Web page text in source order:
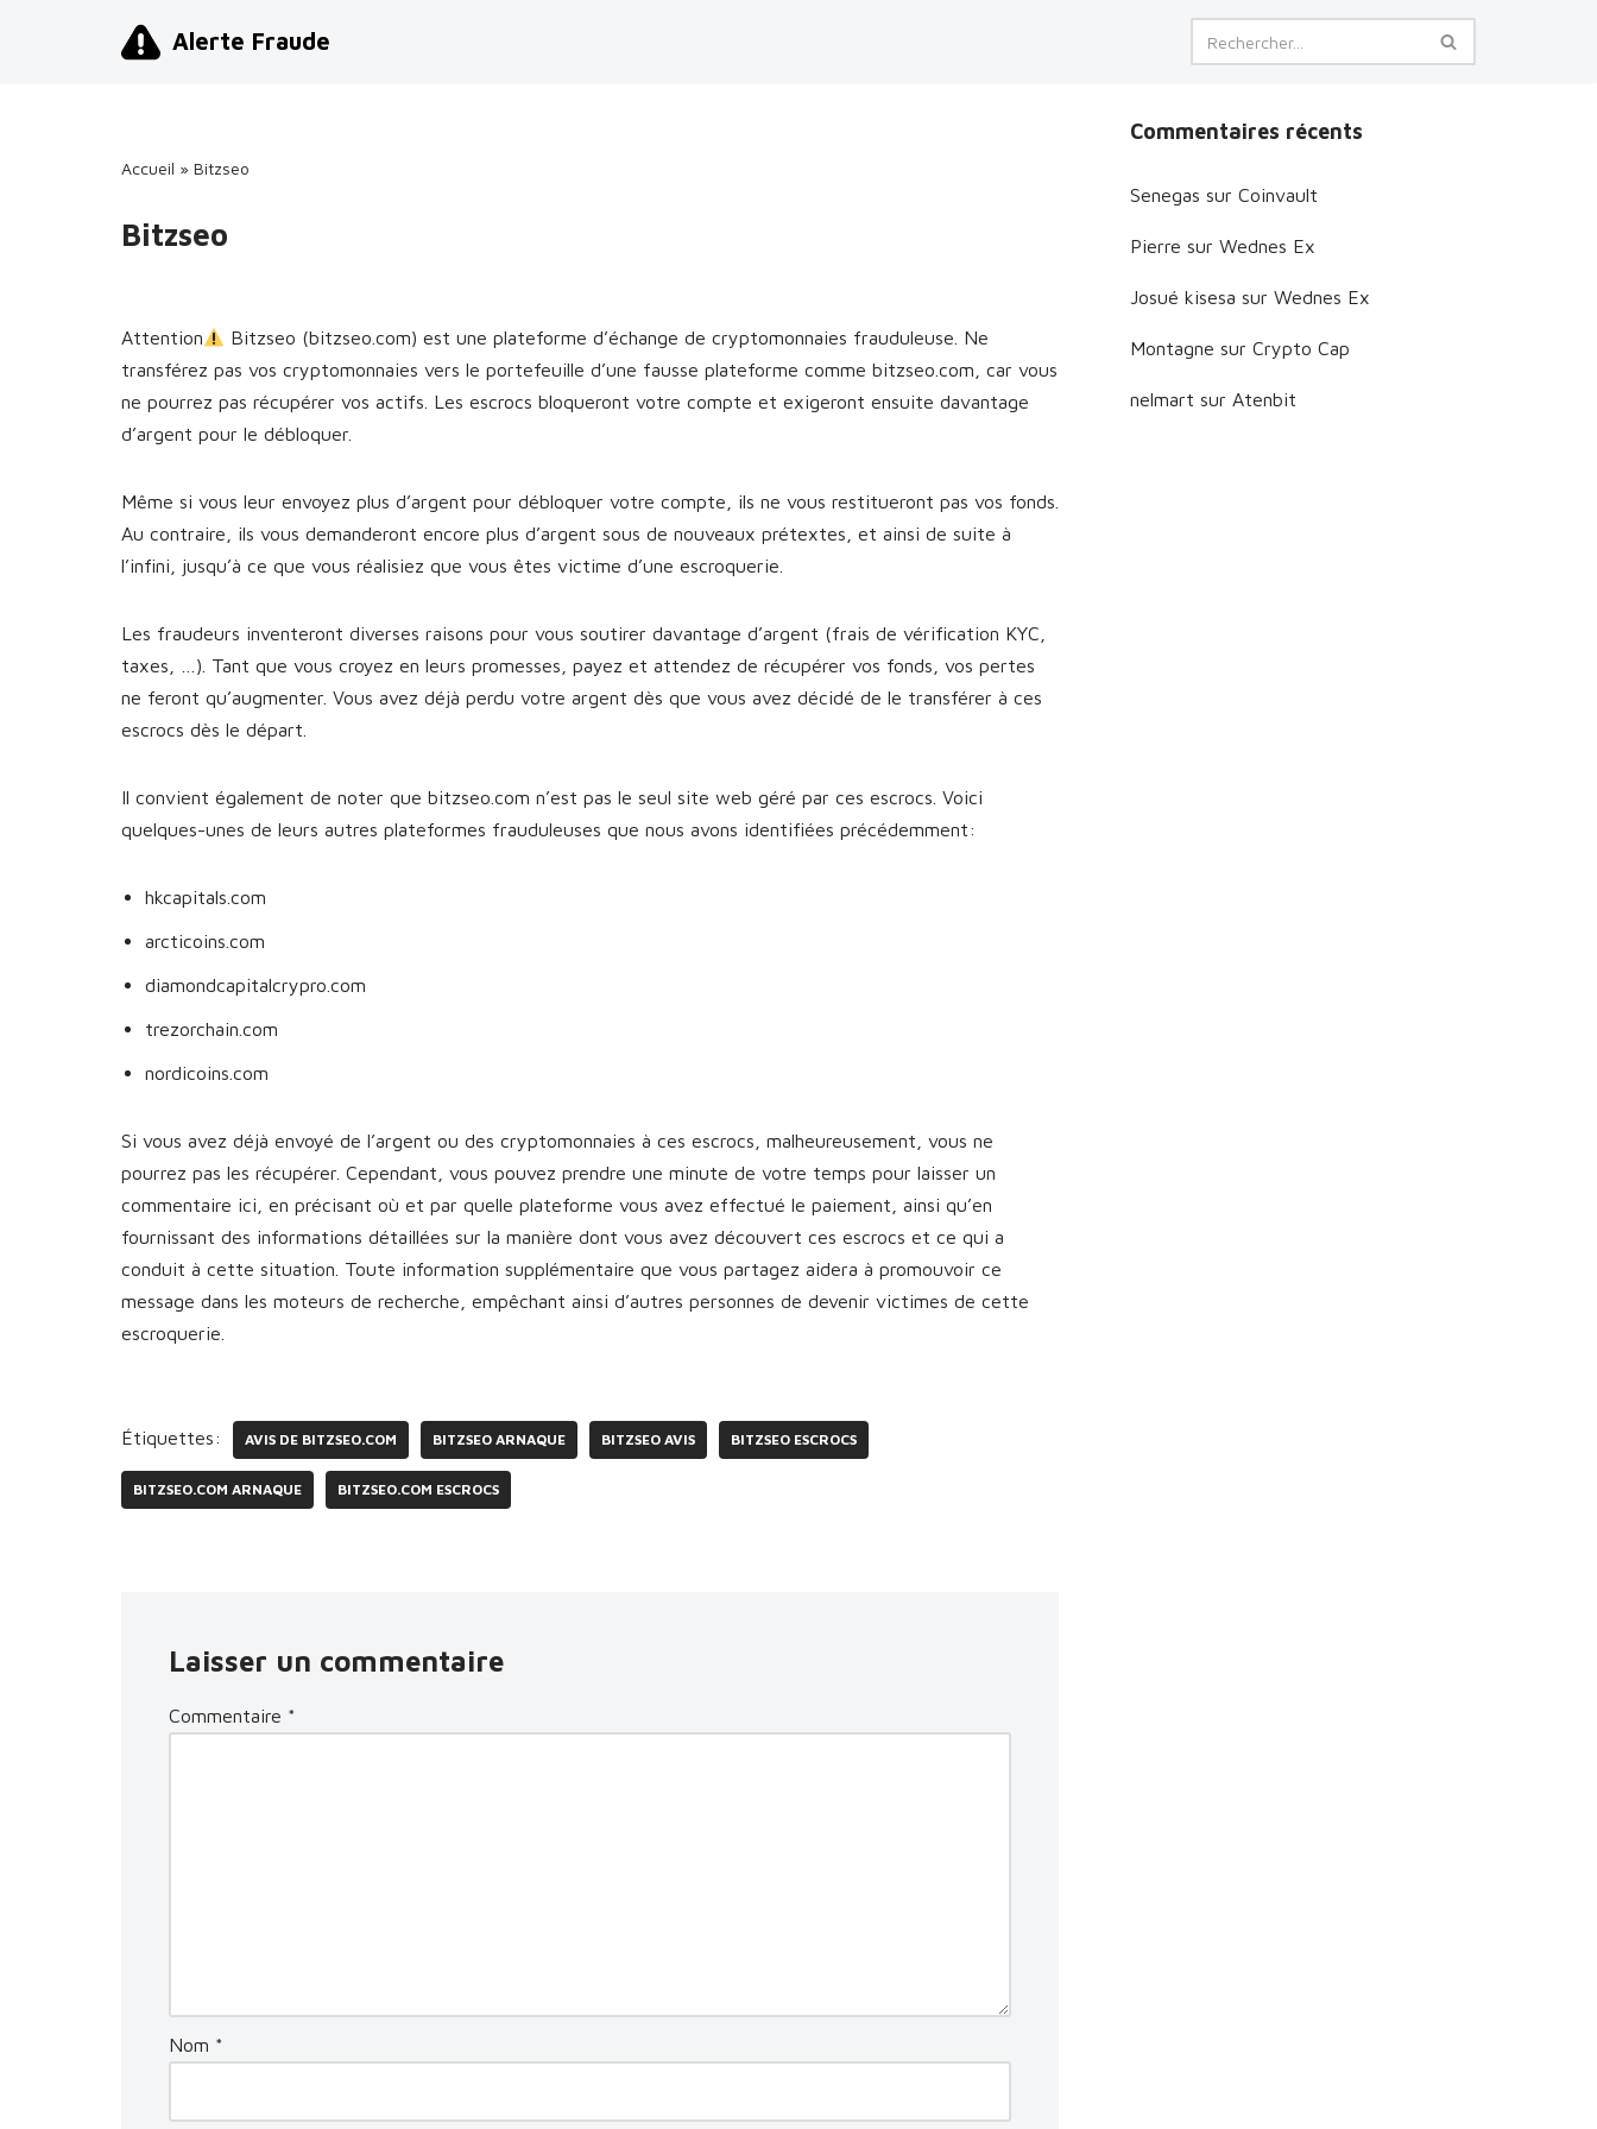
Alerte Fraude
Accueil » Bitzseo
Bitzseo
Attention
Bitzseo (bitzseo.com) est une plateforme d’échange de cryptomonnaies frauduleuse. Ne
transférez pas vos cryptomonnaies vers le portefeuille d’une fausse plateforme comme bitzseo.com, car vous
ne pourrez pas récupérer vos actifs. Les escrocs bloqueront votre compte et exigeront ensuite davantage
d’argent pour le débloquer.
Même si vous leur envoyez plus d’argent pour débloquer votre compte, ils ne vous restitueront pas vos fonds.
Au contraire, ils vous demanderont encore plus d’argent sous de nouveaux prétextes, et ainsi de suite à
l’infini, jusqu’à ce que vous réalisiez que vous êtes victime d’une escroquerie.
Les fraudeurs inventeront diverses raisons pour vous soutirer davantage d’argent (frais de vérification KYC,
taxes, …). Tant que vous croyez en leurs promesses, payez et attendez de récupérer vos fonds, vos pertes
ne feront qu’augmenter. Vous avez déjà perdu votre argent dès que vous avez décidé de le transférer à ces
escrocs dès le départ.
Il convient également de noter que bitzseo.com n’est pas le seul site web géré par ces escrocs. Voici
quelques-unes de leurs autres plateformes frauduleuses que nous avons identifiées précédemment:
hkcapitals.com
arcticoins.com
diamondcapitalcrypro.com
trezorchain.com
nordicoins.com
Si vous avez déjà envoyé de l’argent ou des cryptomonnaies à ces escrocs, malheureusement, vous ne
pourrez pas les récupérer. Cependant, vous pouvez prendre une minute de votre temps pour laisser un
commentaire ici, en précisant où et par quelle plateforme vous avez effectué le paiement, ainsi qu’en
fournissant des informations détaillées sur la manière dont vous avez découvert ces escrocs et ce qui a
conduit à cette situation. Toute information supplémentaire que vous partagez aidera à promouvoir ce
message dans les moteurs de recherche, empêchant ainsi d’autres personnes de devenir victimes de cette
escroquerie.
Étiquettes: AVIS DE BITZSEO.COM BITZSEO ARNAQUE BITZSEO AVIS BITZSEO ESCROCS
BITZSEO.COM ARNAQUE BITZSEO.COM ESCROCS
Laisser un commentaire
Commentaire *
Nom *
Commentaires récents
Senegas sur Coinvault
Pierre sur Wednes Ex
Josué kisesa sur Wednes Ex
Montagne sur Crypto Cap
nelmart sur Atenbit